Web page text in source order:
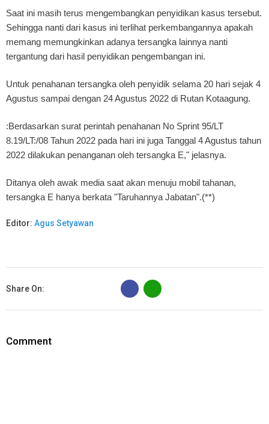
Saat ini masih terus mengembangkan penyidikan kasus tersebut.
Sehingga nanti dari kasus ini terlihat perkembangannya apakah
memang memungkinkan adanya tersangka lainnya nanti
tergantung dari hasil penyidikan pengembangan ini.
Untuk penahanan tersangka oleh penyidik selama 20 hari sejak 4
Agustus sampai dengan 24 Agustus 2022 di Rutan Kotaagung.
:Berdasarkan surat perintah penahanan No Sprint 95/LT
8.19/LT:/08 Tahun 2022 pada hari ini juga Tanggal 4 Agustus tahun
2022 dilakukan penanganan oleh tersangka E," jelasnya.
Ditanya oleh awak media saat akan menuju mobil tahanan,
tersangka E hanya berkata "Taruhannya Jabatan".(**)
Editor: Agus Setyawan
Share On:
B
Comment